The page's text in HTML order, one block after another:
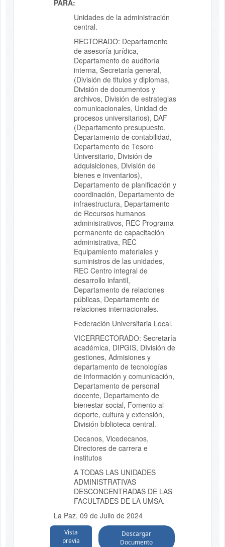
PARA:
Unidades de la administración
central.
RECTORADO: Departamento
de asesoría jurídica,
Departamento de auditoría
interna, Secretaría general,
(División de titulos y diplomas,
División de documentos y
archivos, División de estrategias
comunicacionales, Unidad de
procesos universitarios), DAF
(Departamento presupuesto,
Departamento de contabilidad,
Departamento de Tesoro
Universitario, División de
adquisiciones, División de
bienes e inventarios),
Departamento de planificación y
coordinación, Departamento de
infraestructura, Departamento
de Recursos humanos
administrativos, REC Programa
permanente de capacitación
administrativa, REC
Equipamiento materiales y
suministros de las unidades,
REC Centro integral de
desarrollo infantil,
Departamento de relaciones
públicas, Departamento de
relaciones internacionales.
Federación Universitaria Local.
VICERRECTORADO: Secretaría
académica, DIPGIS, DIvisión de
gestiones, Admisiones y
departamento de tecnologías
de información y comunicación,
Departamento de personal
docente, Departamento de
bienestar social, Fomento al
deporte, cultura y extensión,
División biblioteca central.
Decanos, Vicedecanos,
Directores de carrera e
institutos
A TODAS LAS UNIDADES
ADMINISTRATIVAS
DESCONCENTRADAS DE LAS
FACULTADES DE LA UMSA.
La Paz, 09 de Julio de 2024
Vista
previa
Descargar
Documento